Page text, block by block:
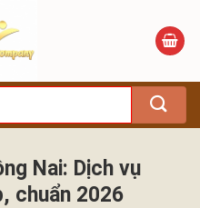
Nai: Dịch vụ
chuẩn 2026